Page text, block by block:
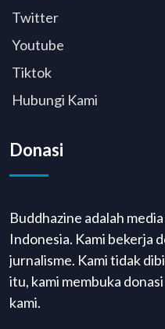
Twitter
Youtube
Tiktok
Hubungi Kami
Donasi
Buddhazine adalah
Indonesia. Kami bekerja
jurnalisme. Kami tidak
itu, kami membuka
kami.